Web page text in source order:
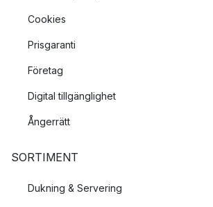
Cookies
Prisgaranti
Företag
Digital tillgänglighet
Ångerrätt
SORTIMENT
Dukning & Servering